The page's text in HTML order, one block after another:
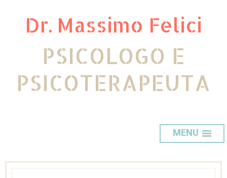
Dr. Massimo Felici
PSICOLOGO E
PSICOTERAPEUTA
MENU